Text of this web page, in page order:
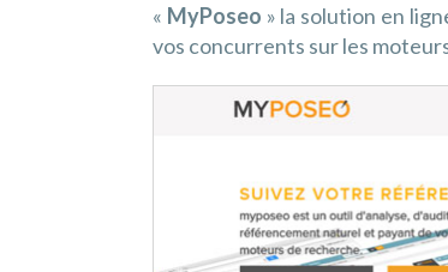
« MyPoseo » la solution en
vos concurrents sur les